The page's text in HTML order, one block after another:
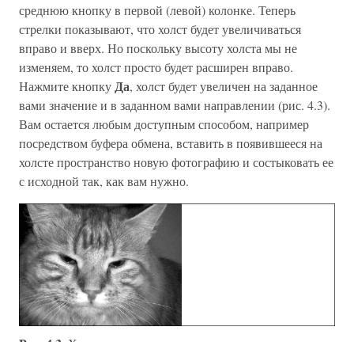
среднюю кнопку в первой (левой) колонке. Теперь
стрелки показывают, что холст будет увеличиваться
вправо и вверх. Но поскольку высоту холста мы не
изменяем, то холст просто будет расширен вправо.
Нажмите кнопкуДа, холст будет увеличен на заданное
вами значение и в заданном вами направлении (рис. 4.3).
Вам остается любым доступным способом, например
посредством буфера обмена, вставить в появившееся на
холсте пространство новую фотографию и состыковать ее
с исходной так, как вам нужно.